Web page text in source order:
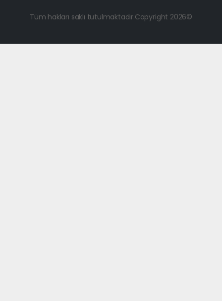
Tüm hakları saklı tutulmaktadır.Copyright 2026©